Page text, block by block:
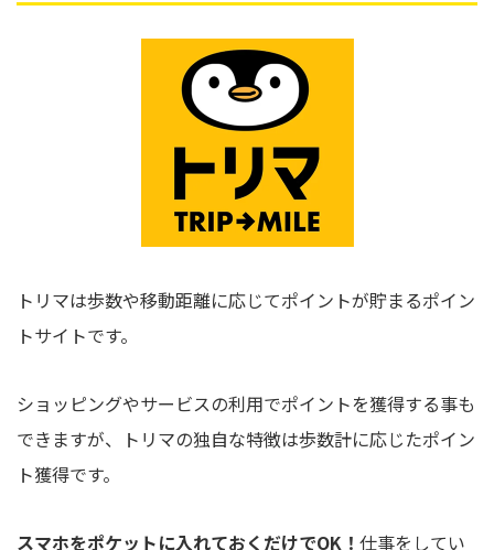
トリマは歩数や移動距離に応じてポイントが貯まるポイン
トサイトです。
ショッピングやサービスの利用でポイントを獲得する事も
できますが、トリマの独自な特徴は歩数計に応じたポイン
ト獲得です。
スマホをポケットに入れておくだけでOK！ 仕事をしてい